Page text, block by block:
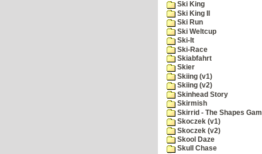
Ski King
Ski King II
Ski Run
Ski Weltcup
Ski-It
Ski-Race
Skiabfahrt
Skier
Skiing (v1)
Skiing (v2)
Skinhead Story
Skirmish
Skirrid - The Shapes
Skoczek (v1)
Skoczek (v2)
Skool Daze
Skull Chase